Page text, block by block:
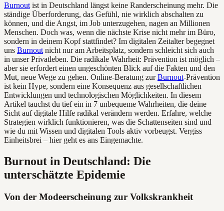
Burnout ist in Deutschland längst keine Randerscheinung mehr. Die
ständige Überforderung, das Gefühl, nie wirklich abschalten zu
können, und die Angst, im Job unterzugehen, nagen an Millionen
Menschen. Doch was, wenn die nächste Krise nicht mehr im Büro,
sondern in deinem Kopf stattfindet? Im digitalen Zeitalter begegnet
uns Burnout nicht nur am Arbeitsplatz, sondern schleicht sich auch
in unser Privatleben. Die radikale Wahrheit: Prävention ist möglich –
aber sie erfordert einen ungeschönten Blick auf die Fakten und den
Mut, neue Wege zu gehen. Online-Beratung zurBurnout-Prävention
ist kein Hype, sondern eine Konsequenz aus gesellschaftlichen
Entwicklungen und technologischen Möglichkeiten. In diesem
Artikel tauchst du tief ein in 7 unbequeme Wahrheiten, die deine
Sicht auf digitale Hilfe radikal verändern werden. Erfahre, welche
Strategien wirklich funktionieren, was die Schattenseiten sind und
wie du mit Wissen und digitalen Tools aktiv vorbeugst. Vergiss
Einheitsbrei – hier geht es ans Eingemachte.
Burnout in Deutschland: Die
unterschätzte Epidemie
Von der Modeerscheinung zur Volkskrankheit